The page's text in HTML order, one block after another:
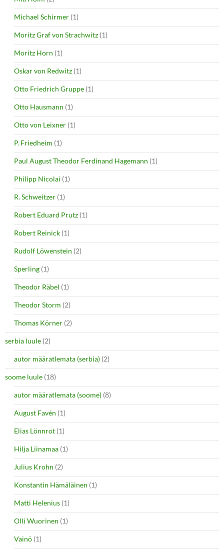
Michael Schirmer (1)
Moritz Graf von Strachwitz (1)
Moritz Horn (1)
Oskar von Redwitz (1)
Otto Friedrich Gruppe (1)
Otto Hausmann (1)
Otto von Leixner (1)
P. Friedheim (1)
Paul August Theodor Ferdinand Hagemann (1)
Philipp Nicolai (1)
R. Schweitzer (1)
Robert Eduard Prutz (1)
Robert Reinick (1)
Rudolf Löwenstein (2)
Sperling (1)
Theodor Räbel (1)
Theodor Storm (2)
Thomas Körner (2)
serbia luule (2)
autor määratlemata (serbia) (2)
soome luule (18)
autor määratlemata (soome) (8)
August Favén (1)
Elias Lönnrot (1)
Hilja Liinamaa (1)
Julius Krohn (2)
Konstantin Hämäläinen (1)
Matti Helenius (1)
Olli Wuorinen (1)
Vainö (1)